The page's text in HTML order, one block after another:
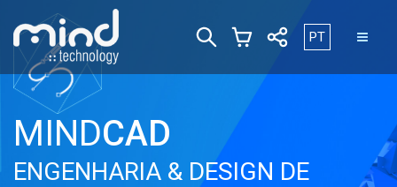
Escolha o seu
PT
MINDCAD
ENGENHARIA & DESIGN DE